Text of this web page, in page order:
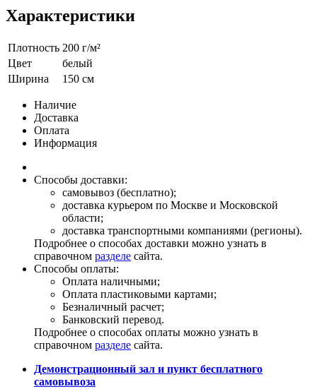
Характеристики
Плотность 200 г/м²
Цвет
белый
Ширина
150 см
Наличие
Доставка
Оплата
Информация
Способы доставки:
самовывоз (бесплатно);
доставка курьером по Москве и Московской
области;
доставка транспортными компаниями (регионы).
Подробнее о способах доставки можно узнать в
справочном разделе сайта.
Способы оплаты:
Оплата наличными;
Оплата пластиковыми картами;
Безналичный расчет;
Банковский перевод.
Подробнее о способах оплаты можно узнать в
справочном разделе сайта.
Демонстрационный зал и пункт бесплатного
самовывоза